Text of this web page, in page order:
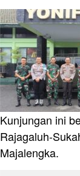
Kunjungan ini
Rajagaluh-
Majalengka.